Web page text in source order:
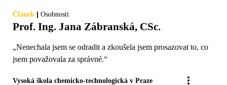
Článek | Osobnosti
Prof. Ing. Jana Zábranská, CSc.
„Nenechala jsem se odradit a zkoušela jsem prosazovat to, co
jsem považovala za správné.“
Vysoká škola chemicko-technologická v Praze